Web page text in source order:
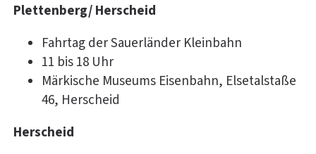
Plettenberg/ Herscheid
Fahrtag der Sauerländer Kleinbahn
11 bis 18 Uhr
Märkische Museums Eisenbahn, Elsetalstaße
46, Herscheid
Herscheid